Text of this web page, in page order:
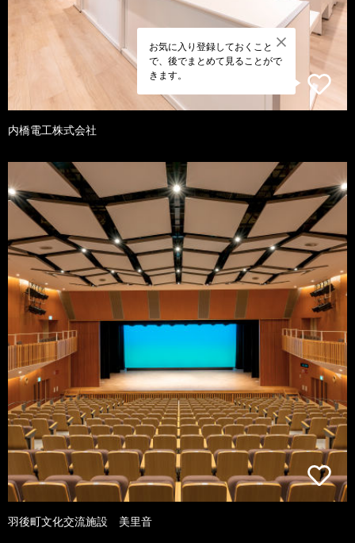
お気に入り登録しておくこと
で、後でまとめて見ることがで
きます。
内橋電工株式会社
羽後町文化交流施設 美里音